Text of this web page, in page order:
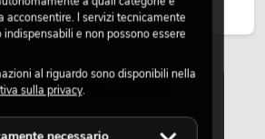
per ultimi
acconsentire. I servizi tecnicamente
indispensabili e non possono essere
al riguardo sono disponibili nella
sulla privacy.